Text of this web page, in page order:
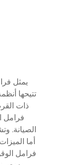
تتيحها
ذات
فرامل
الصيانة.
أما
فرامل